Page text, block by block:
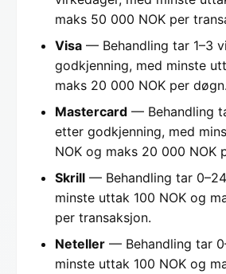
maks 50 000 NOK per
Visa — Behandling tar 1–3
godkjenning, med minste
maks 20 000 NOK per døgn.
Mastercard — Behandling
etter godkjenning, med
NOK og maks 20 000 NOK
Skrill — Behandling tar
minste uttak 100 NOK og
per transaksjon.
Neteller — Behandling tar
minste uttak 100 NOK og